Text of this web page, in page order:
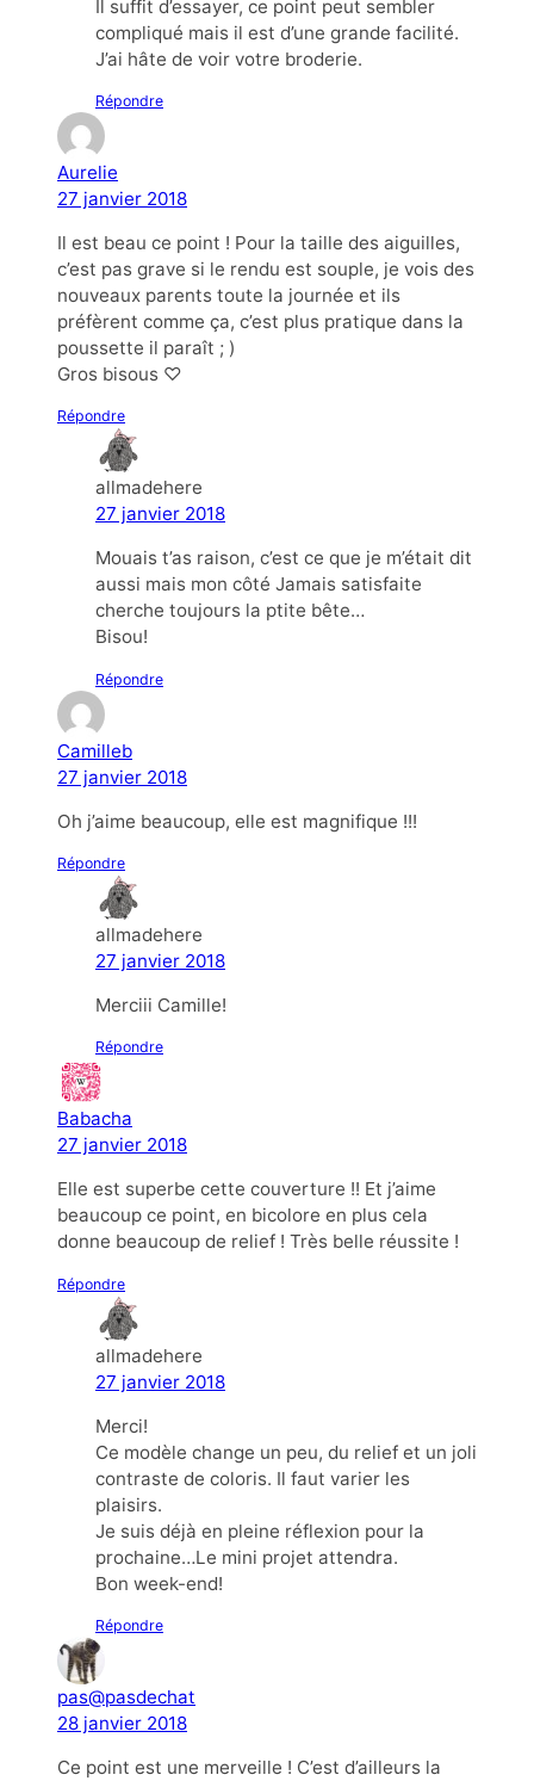
Il suffit d’essayer, ce point peut sembler
compliqué mais il est d’une grande facilité.
J’ai hâte de voir votre broderie.
Répondre
Aurelie
27 janvier 2018
Il est beau ce point ! Pour la taille des aiguilles,
c’est pas grave si le rendu est souple, je vois des
nouveaux parents toute la journée et ils
préfèrent comme ça, c’est plus pratique dans la
poussette il paraît ; )
Gros bisous ♡
Répondre
allmadehere
27 janvier 2018
Mouais t’as raison, c’est ce que je m’était dit
aussi mais mon côté Jamais satisfaite
cherche toujours la ptite bête…
Bisou!
Répondre
Camilleb
27 janvier 2018
Oh j’aime beaucoup, elle est magnifique !!!
Répondre
allmadehere
27 janvier 2018
Merciii Camille!
Répondre
Babacha
27 janvier 2018
Elle est superbe cette couverture !! Et j’aime
beaucoup ce point, en bicolore en plus cela
donne beaucoup de relief ! Très belle réussite !
Répondre
allmadehere
27 janvier 2018
Merci!
Ce modèle change un peu, du relief et un joli
contraste de coloris. Il faut varier les
plaisirs.
Je suis déjà en pleine réflexion pour la
prochaine…Le mini projet attendra.
Bon week-end!
Répondre
pas@pasdechat
28 janvier 2018
Ce point est une merveille ! C’est d’ailleurs la